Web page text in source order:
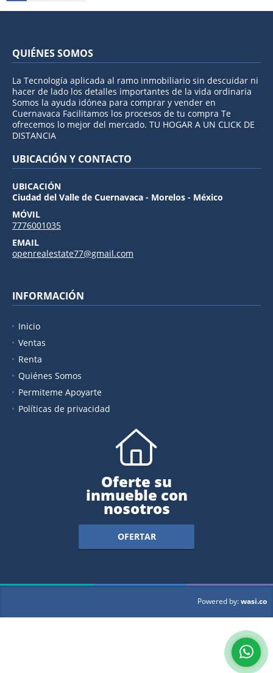
QUIÉNES SOMOS
La Tecnología aplicada al ramo inmobiliario sin descuidar ni
hacer de lado los detalles importantes de la vida ordinaria
Somos la ayuda idónea para comprar y vender en
Cuernavaca Facilitamos los procesos de tu compra Te
ofrecemos lo mejor del mercado. TU HOGAR A UN CLICK DE
DISTANCIA
UBICACIÓN Y CONTACTO
UBICACIÓN
Ciudad del Valle de Cuernavaca - Morelos - México
MÓVIL
7776001035
EMAIL
openrealestate77@gmail.com
INFORMACIÓN
Inicio
Ventas
Renta
Quiénes Somos
Permiteme Apoyarte
Políticas de privacidad
Oferte su
inmueble con
nosotros
OFERTAR
Powered by:wasi.co